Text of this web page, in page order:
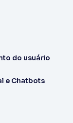
do usuário
e Chatbots